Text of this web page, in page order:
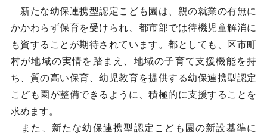
新たな幼保連携型認定こども園は、親の就業の有無に
かかわらず保育を受けられ、都市部では待機児童解消に
も資することが期待されています。都としても、区市町
村が地域の実情を踏まえ、地域の子育て支援機能を持
ち、質の高い保育、幼児教育を提供する幼保連携型認定
こども園が整備できるように、積極的に支援することを
求めます。
また、新たな幼保連携型認定こども園の新設基準に